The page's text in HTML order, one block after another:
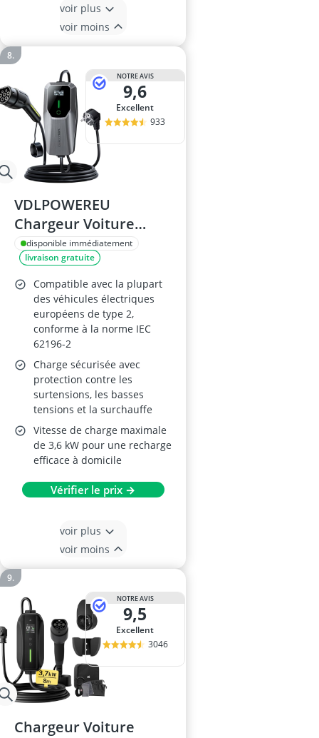
voir plus
voir moins
NOTRE AVIS
9,6
Excellent
933
VDLPOWEREU
Chargeur Voiture
Electrique 3.6KW/5M
Type 2
disponible immédiatement
livraison gratuite
Compatible avec la plupart
des véhicules électriques
européens de type 2,
conforme à la norme IEC
62196-2
Charge sécurisée avec
protection contre les
surtensions, les basses
tensions et la surchauffe
Vitesse de charge maximale
de 3,6 kW pour une recharge
efficace à domicile
Vérifier le prix →
voir plus
voir moins
NOTRE AVIS
9,5
Excellent
3046
Chargeur Voiture